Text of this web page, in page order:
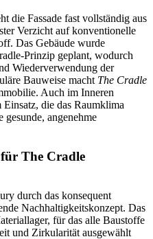
die Fassade fast vollständig aus
Verzicht auf konventionelle
Das Gebäude wurde
Prinzip geplant, wodurch
Wiederverwendung der
Bauweise macht The Cradle
Auch im Inneren
die das Raumklima
angenehme
für The Cradle
durch das konsequent
Nachhaltigkeitskonzept. Das
für das alle Baustoffe
und Zirkularität ausgewählt